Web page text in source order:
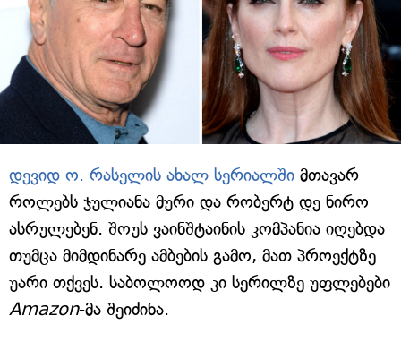
დევიდ ო. რასელის ახალ სერიალში მთავარ
როლებს ჯულიანა მური და რობერტ დე ნირო
ასრულებენ. შოუს ვაინშტაინის კომპანია იღებდა
თუმცა მიმდინარე ამბების გამო, მათ პროექტზე
უარი თქვეს. საბოლოოდ კი სერილზე უფლებები
Amazon-მა შეიძინა.